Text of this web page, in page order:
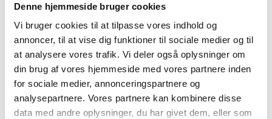
Denne hjemmeside bruger cookies
Vi bruger cookies til at tilpasse vores indhold og
annoncer, til at vise dig funktioner til sociale medier og til
at analysere vores trafik. Vi deler også oplysninger om
din brug af vores hjemmeside med vores partnere inden
for sociale medier, annonceringspartnere og
analysepartnere. Vores partnere kan kombinere disse
data med andre oplysninger, du har givet dem, eller som